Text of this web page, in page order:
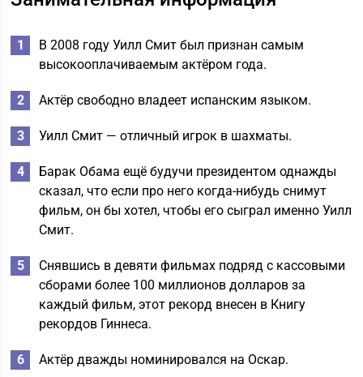
В 2008 году Уилл Смит был признан самым
высокооплачиваемым актёром года.
Актёр свободно владеет испанским языком.
Уилл Смит — отличный игрок в шахматы.
Барак Обама ещё будучи президентом однажды
сказал, что если про него когда-нибудь снимут
фильм, он бы хотел, чтобы его сыграл именно Уилл
Смит.
Снявшись в девяти фильмах подряд с кассовыми
сборами более 100 миллионов долларов за
каждый фильм, этот рекорд внесен в Книгу
рекордов Гиннеса.
Актёр дважды номинировался на Оскар.